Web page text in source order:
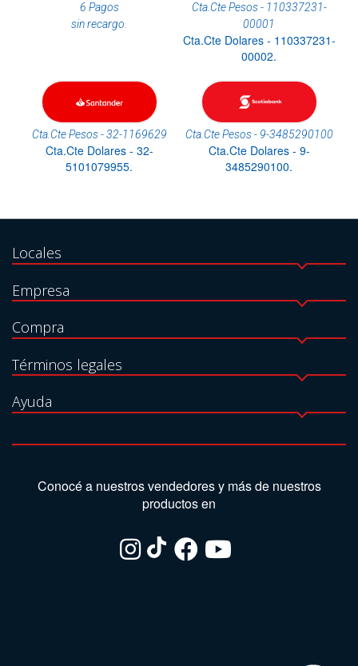
6 Pagos
sin recargo.
Cta.Cte Pesos - 110337231-
00001
Cta.Cte Dolares - 110337231-
00002.
Cta.Cte Pesos - 32-1169629
Cta.Cte Dolares - 32-
5101079955.
Cta.Cte Pesos - 9-3485290100
Cta.Cte Dolares - 9-
3485290100.
Locales
Empresa
Compra
Términos legales
Ayuda
Conocé a nuestros vendedores y más de nuestros
productos en